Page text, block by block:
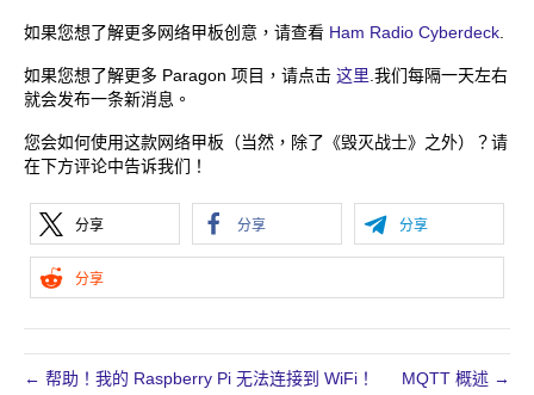
如果您想了解更多网络甲板创意，请查看 Ham Radio Cyberdeck
如果您想了解更多 Paragon 项目，请点击 这里 .我们每隔一天左右
就会发布一条新消息。
您会如何使用这款网络甲板（当然，除了《毁灭战士》之外）？请
在下方评论中告诉我们！
分享 分享 分享
分享
← 帮助！我的 Raspberry Pi 无法连接到 WiFi！ MQTT 概述 →